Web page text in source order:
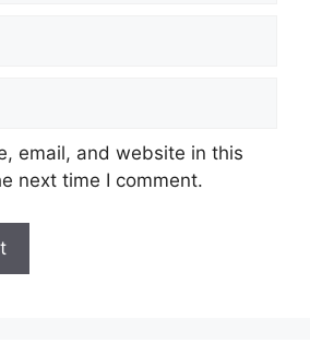
email, and website in this
next time I comment.